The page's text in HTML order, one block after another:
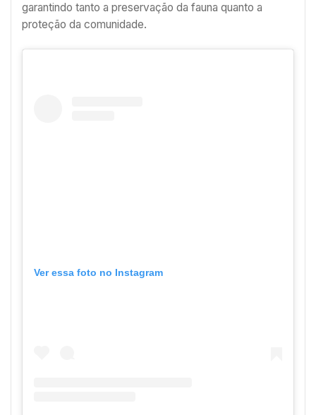
garantindo tanto a preservação da fauna quanto a
proteção da comunidade.
Ver essa foto no Instagram